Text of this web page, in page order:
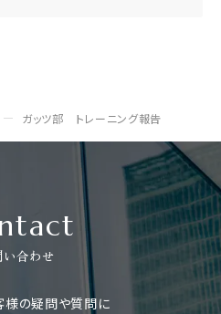
ガッツ部 トレーニング報告
い合わせ
様の疑問や質問に